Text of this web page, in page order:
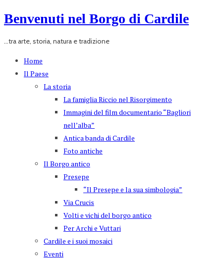
Benvenuti nel Borgo di Cardile
...tra arte, storia, natura e tradizione
Home
Il Paese
La storia
La famiglia Riccio nel Risorgimento
Immagini del film documentario “Bagliori
nell’alba”
Antica banda di Cardile
Foto antiche
Il Borgo antico
Presepe
“Il Presepe e la sua simbologia”
Via Crucis
Volti e vichi del borgo antico
Per Archi e Vuttari
Cardile e i suoi mosaici
Eventi